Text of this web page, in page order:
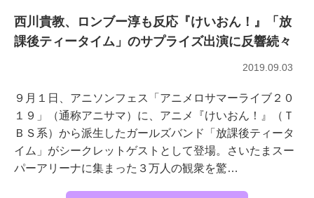
西川貴教、ロンブー淳も反応『けいおん！』「放
課後ティータイム」のサプライズ出演に反響続々
2019.09.03
９月１日、アニソンフェス「アニメロサマーライブ２０
１９」（通称アニサマ）に、アニメ『けいおん！』（Ｔ
ＢＳ系）から派生したガールズバンド「放課後ティータ
イム」がシークレットゲストとして登場。さいたまスー
パーアリーナに集まった３万人の観衆を驚…